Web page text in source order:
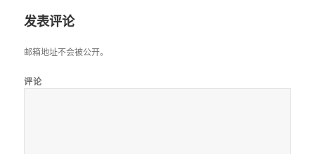
发表评论
邮箱地址不会被公开。
评论